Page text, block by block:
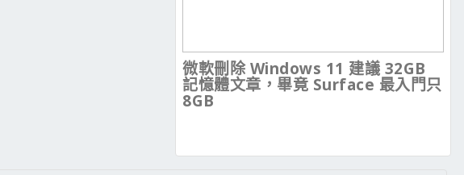
微軟刪除 Windows 11 建議 32GB
記憶體文章，畢竟 Surface 最入門只
8GB